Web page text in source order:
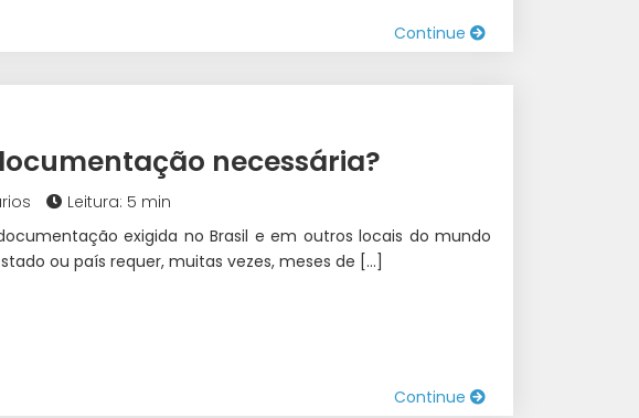
Continue
necessária?
Leitura: 5 min
exigida no Brasil e em outros locais do mundo
ou país requer, muitas vezes, meses de […]
Continue